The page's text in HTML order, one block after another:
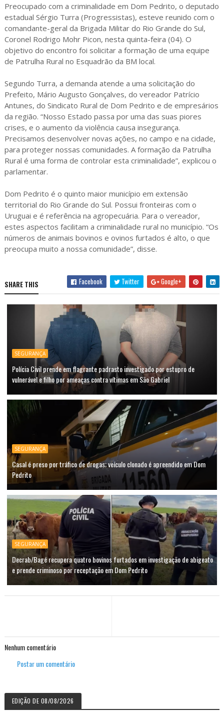
Preocupado com a criminalidade em Dom Pedrito, o deputado
estadual Sérgio Turra (Progressistas), esteve reunido com o
comandante-geral da Brigada Militar do Rio Grande do Sul,
Coronel Rodrigo Mohr Picon, nesta quinta-feira (04). O
objetivo do encontro foi solicitar a formação de uma equipe
de Patrulha Rural no Esquadrão da BM local.
Segundo Turra, a demanda atende a uma solicitação do
Prefeito, Mário Augusto Gonçalves, do vereador Patrício
Antunes, do Sindicato Rural de Dom Pedrito e de empresários
da região. “Nosso Estado passa por uma das suas piores
crises, e o aumento da violência causa insegurança.
Precisamos desenvolver novas ações, no campo e na cidade,
para proteger nossas comunidades. A formação da Patrulha
Rural é uma forma de controlar esta criminalidade”, explicou o
parlamentar.
Dom Pedrito é o quinto maior município em extensão
territorial do Rio Grande do Sul. Possui fronteiras com o
Uruguai e é referência na agropecuária. Para o vereador,
estes aspectos facilitam a criminalidade rural no município. “Os
números de animais bovinos e ovinos furtados é alto, o que
preocupa muito a nossa comunidade”, disse.
SHARE THIS Facebook Twitter Google+
SEGURANÇA
Polícia Civil prende em flagrante padrasto investigado por estupro de
vulnerável e filho por ameaças contra vítimas em São Gabriel
SEGURANÇA
Casal é preso por tráfico de drogas; veículo clonado é apreendido em Dom
Pedrito
SEGURANÇA
Decrab/Bagé recupera quatro bovinos furtados em investigação de abigeato
e prende criminoso por receptação em Dom Pedrito
Nenhum comentário
Postar um comentário
EDIÇÃO DE 08/08/2026